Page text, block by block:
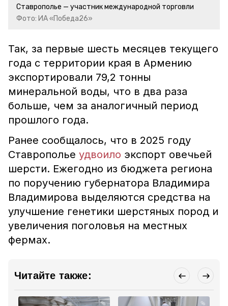
Ставрополье — участник международной торговли
Фото: ИА «Победа26»
Так, за первые шесть месяцев текущего
года с территории края в Армению
экспортировали 79,2 тонны
минеральной воды, что в два раза
больше, чем за аналогичный период
прошлого года.
Ранее сообщалось, что в 2025 году
Ставрополье удвоило экспорт овечьей
шерсти. Ежегодно из бюджета региона
по поручению губернатора Владимира
Владимирова выделяются средства на
улучшение генетики шерстяных пород и
увеличения поголовья на местных
фермах.
Читайте также: